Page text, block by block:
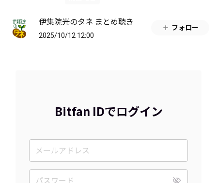
伊集院光のタネ まとめ聴き
2025/10/12 12:00
フォロー
Bitfan IDでログイン